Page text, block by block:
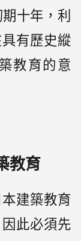
十年，利
有歷史縱
教育的意
教育
建築教育
此必須先